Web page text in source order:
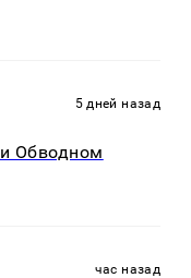
5 дней назад
Обводном
час назад